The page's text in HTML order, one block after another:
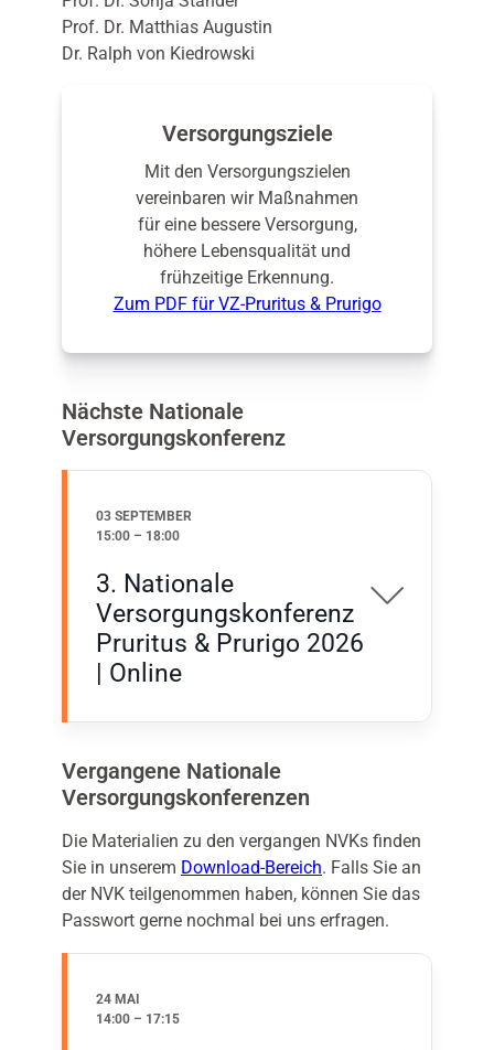
Prof. Dr. Matthias Augustin
Dr. Ralph von Kiedrowski
Versorgungsziele
Mit den Versorgungszielen
vereinbaren wir Maßnahmen
für eine bessere Versorgung,
höhere Lebensqualität und
frühzeitige Erkennung.
Zum PDF für VZ-Pruritus & Prurigo
Nächste Nationale
Versorgungskonferenz
03 SEPTEMBER
15:00 – 18:00
3. Nationale
Versorgungskonferenz
Pruritus & Prurigo 2026
| Online
Vergangene Nationale
Versorgungskonferenzen
Die Materialien zu den vergangen NVKs finden
Sie in unserem Download-Bereich. Falls Sie an
der NVK teilgenommen haben, können Sie das
Passwort gerne nochmal bei uns erfragen.
24 MAI
14:00 – 17:15